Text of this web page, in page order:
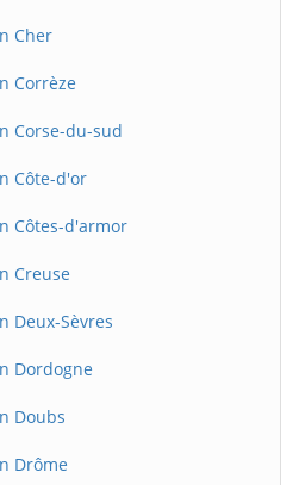
Cher
Corrèze
Corse-du-sud
Côte-d'or
Côtes-d'armor
Creuse
Deux-Sèvres
Dordogne
Doubs
Drôme